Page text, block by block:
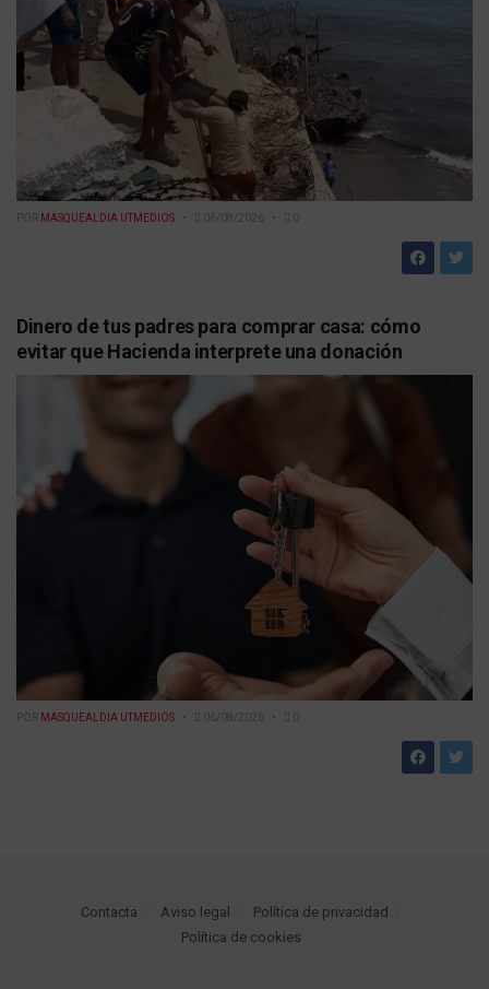
POR MASQUEALDIA UTMEDIOS 06/08/2026 0
Dinero de tus padres para comprar casa: cómo
evitar que Hacienda interprete una donación
POR MASQUEALDIA UTMEDIOS 06/08/2026 0
Contacta Aviso legal
Política de privacidad
Política de cookies